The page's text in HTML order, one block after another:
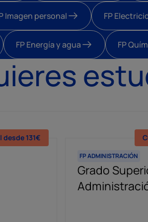
Imagen personal FP
FP Energía y agua FP
131€
FP ADMINISTRACIÓN
Grado
desde 71€
a
FP ADMINISTRACIÓN
Grado